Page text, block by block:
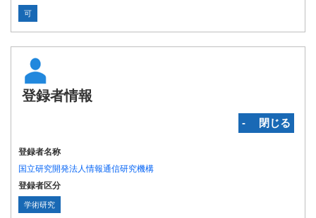
可
登録者情報
‐ 閉じる
登録者名称
国立研究開発法人情報通信研究機構
登録者区分
学術研究